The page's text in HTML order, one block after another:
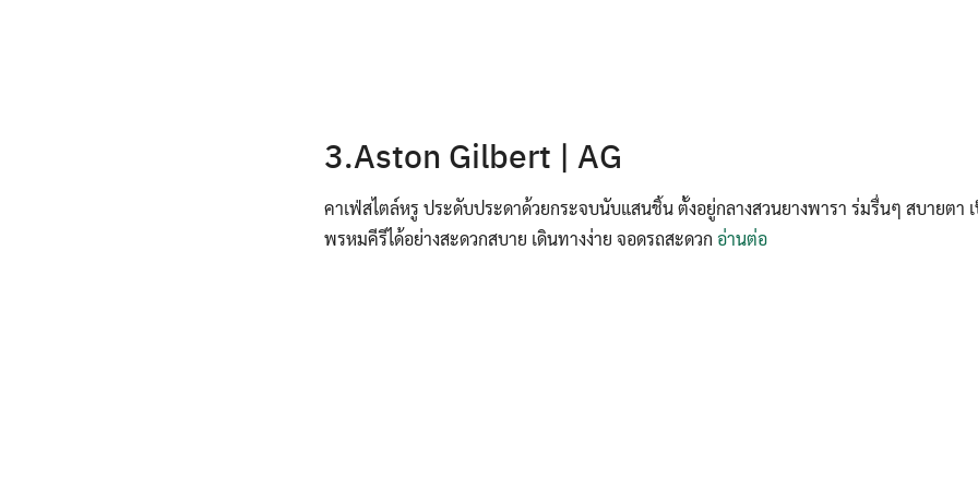
3.Aston Gilbert | AG
คาเฟ่สไตล์หรู ประดับประดาด้วยกระจบนับแสนชิ้น ตั้งอยู่กลางสวนยางพารา ร่มรื่นๆ สบายตา
พรหมคีรีได้อย่างสะดวกสบาย เดินทางง่าย จอดรถสะดวก อ่านต่อ